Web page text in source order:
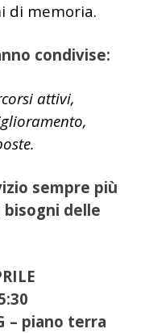
di memoria.
condivise:
attivi,
sempre più
delle
– piano terra